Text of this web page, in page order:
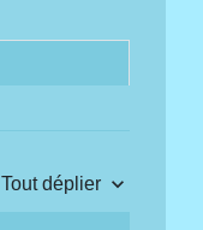
Tout déplier keyboard_arrow_down